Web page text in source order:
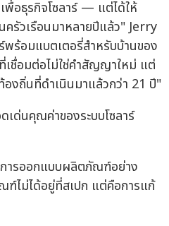
พื่อธุรกิจโซลาร์ — แต่ได้ให้
ครัวเรือนมาหลายปีแล้ว" Jerry
พร้อมแบตเตอรี่สำหรับบ้านของ
ชื่อมต่อไม่ใช่คำสัญญาใหม่ แต่
องถิ่นที่ดำเนินมาแล้วกว่า 21 ปี"
ด่นคุณค่าของระบบโซลาร์
ารออกแบบผลิตภัณฑ์อย่าง
ไม่ได้อยู่ที่สเปก แต่คือการแก้